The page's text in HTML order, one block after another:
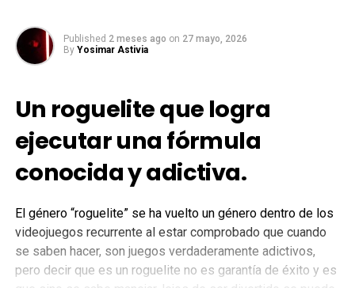
Published 2 meses ago on 27 mayo, 2026
By Yosimar Astivia
Un roguelite que logra
ejecutar una fórmula
conocida y adictiva.
El género “roguelite” se ha vuelto un género dentro de los
videojuegos recurrente al estar comprobado que cuando
se saben hacer, son juegos verdaderamente adictivos,
pero decir que es un roguelite no es garantía de éxito y es